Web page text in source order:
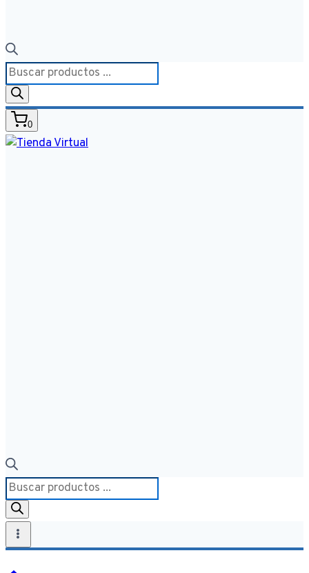
Búsqueda
de
productos
0
Búsqueda
de
productos